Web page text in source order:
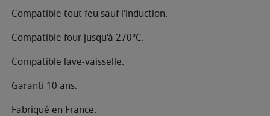
Compatible tout feu sauf l'induction.
Compatible four jusqu'à 270°C.
Compatible lave-vaisselle.
Garanti 10 ans.
Fabriqué en France.